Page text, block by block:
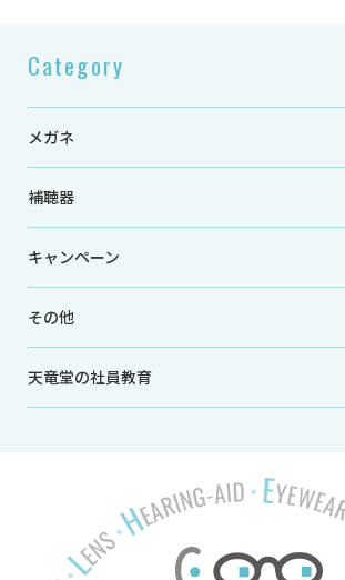
Category
メガネ
補聴器
キャンペーン
その他
天竜堂の社員教育